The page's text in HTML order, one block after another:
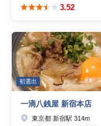
3.52
初選出
一滴八銭屋 新宿本店
東京都 新宿駅 314m